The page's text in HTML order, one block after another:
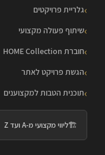
גלריית פרויקטים
שיתוף פעולה מקצועי
חוברת HOME Collection
הגשת פרויקט לאתר
תוכנית הטבות למקצוענים
🏗️ליווי מקצועי מ-A ועד Z